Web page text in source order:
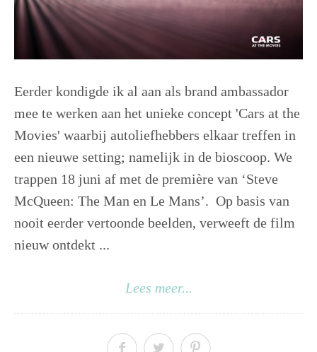
Eerder kondigde ik al aan als brand ambassador
mee te werken aan het unieke concept 'Cars at the
Movies' waarbij autoliefhebbers elkaar treffen in
een nieuwe setting; namelijk in de bioscoop. We
trappen 18 juni af met de première van ‘Steve
McQueen: The Man en Le Mans’. Op basis van
nooit eerder vertoonde beelden, verweeft de film
nieuw ontdekt ...
Lees meer...